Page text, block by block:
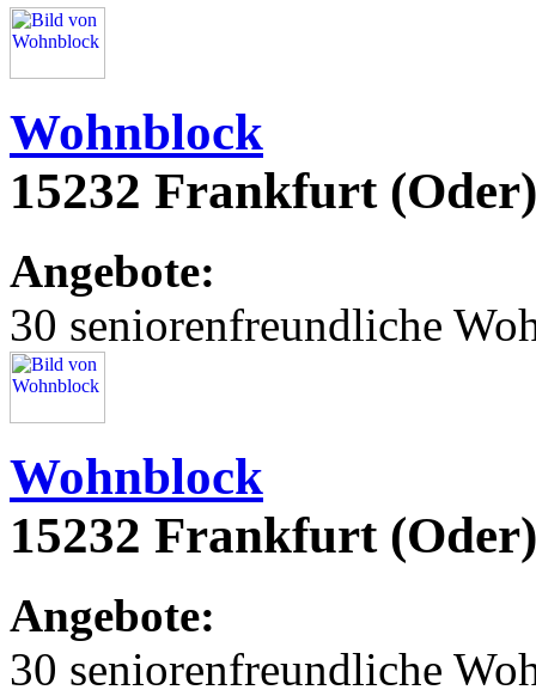
Wohnblock
15232 Frankfurt
Angebote:
30 seniorenfreundliche
Wohnblock
15232 Frankfurt
Angebote:
30 seniorenfreundliche